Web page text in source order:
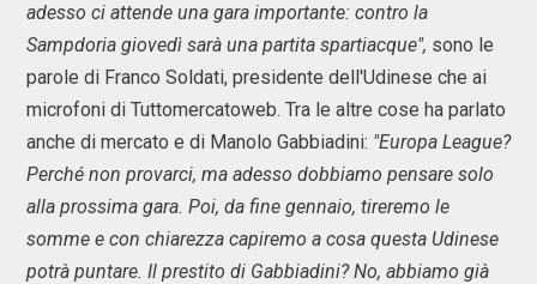
adesso ci attende una gara importante: contro la
Sampdoria giovedì sarà una partita spartiacque", sono le
parole di Franco Soldati, presidente dell'Udinese che ai
microfoni di Tuttomercatoweb. Tra le altre cose ha parlato
anche di mercato e di Manolo Gabbiadini: "Europa League?
Perché non provarci, ma adesso dobbiamo pensare solo
alla prossima gara. Poi, da fine gennaio, tireremo le
somme e con chiarezza capiremo a cosa questa Udinese
potrà puntare. Il prestito di Gabbiadini? No, abbiamo già